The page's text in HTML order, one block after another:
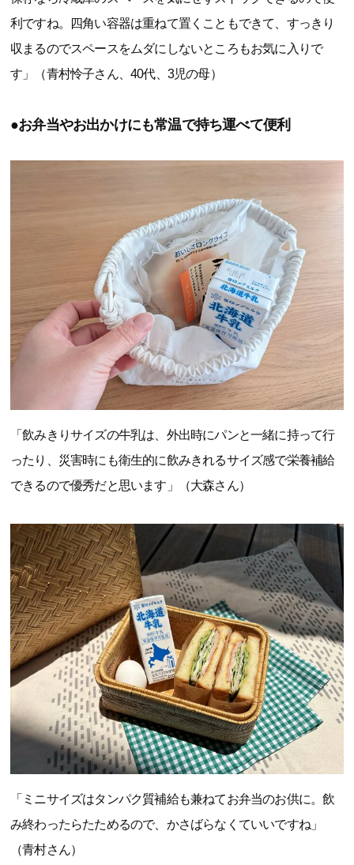
利ですね。四角い容器は重ねて置くこともできて、すっきり
収まるのでスペースをムダにしないところもお気に入りで
す」（青村怜子さん、40代、3児の母）
●お弁当やお出かけにも常温で持ち運べて便利
「飲みきりサイズの牛乳は、外出時にパンと一緒に持って行
ったり、災害時にも衛生的に飲みきれるサイズ感で栄養補給
できるので優秀だと思います」（大森さん）
「ミニサイズはタンパク質補給も兼ねてお弁当のお供に。飲
み終わったらたためるので、かさばらなくていいですね」
（青村さん）